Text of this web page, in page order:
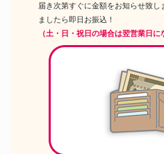
届き次第すぐに金額をお知らせ致
ましたら即日お振込！
（土・日・祝日の場合は翌営業日に